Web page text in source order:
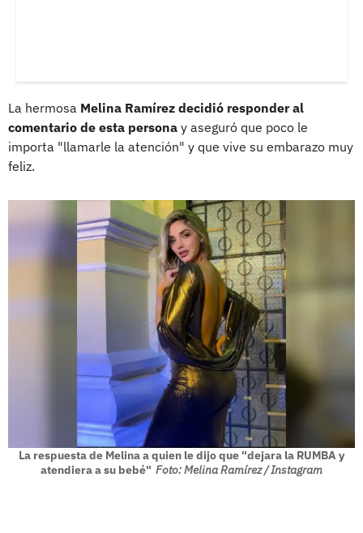
La hermosa Melina Ramírez decidió responder al
comentario de esta persona y aseguró que poco le
importa "llamarle la atención" y que vive su embarazo muy
feliz.
La respuesta de Melina a quien le dijo que "dejara la RUMBA y
atendiera a su bebé" Foto: Melina Ramírez / Instagram